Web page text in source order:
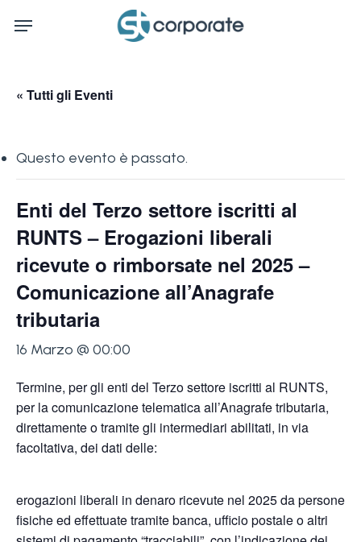
Menu
« Tutti gli Eventi
Questo evento è passato.
Enti del Terzo settore iscritti al
RUNTS – Erogazioni liberali
ricevute o rimborsate nel 2025 –
Comunicazione all’Anagrafe
tributaria
16 Marzo @ 00:00
Termine, per gli enti del Terzo settore iscritti al RUNTS,
per la comunicazione telematica all’Anagrafe tributaria,
direttamente o tramite gli intermediari abilitati, in via
facoltativa, dei dati delle:
erogazioni liberali in denaro ricevute nel 2025 da persone
fisiche ed effettuate tramite banca, ufficio postale o altri